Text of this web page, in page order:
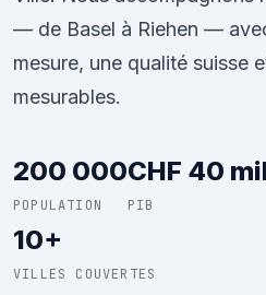
— de Basel à Riehen —
mesure, une qualité suisse
mesurables.
200 000
POPULATION
CHF 40
PIB
10+
VILLES COUVERTES